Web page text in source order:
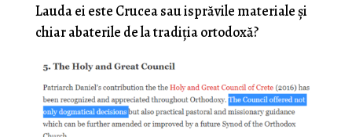
Lauda ei este Crucea sau isprăvile materiale și
chiar abaterile de la tradiția ortodoxă?